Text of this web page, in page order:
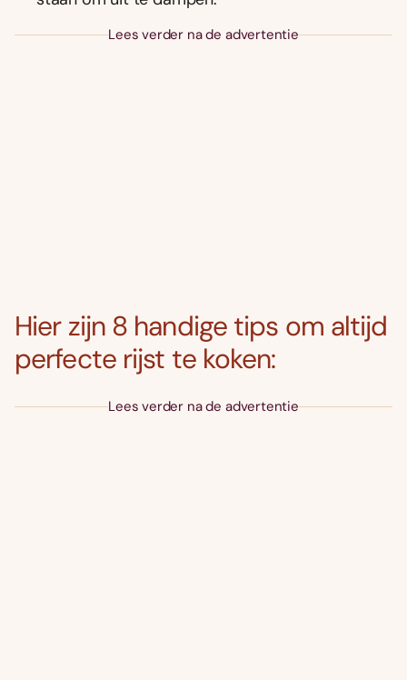
Lees verder na de advertentie
Hier zijn 8 handige tips om altijd
perfecte rijst te koken:
Lees verder na de advertentie